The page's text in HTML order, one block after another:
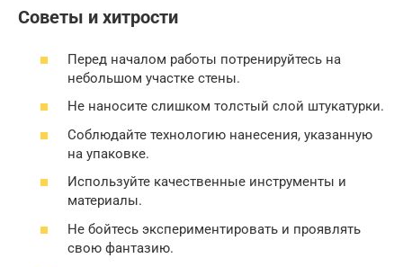
Советы и хитрости
Перед началом работы потренируйтесь на
небольшом участке стены.
Не наносите слишком толстый слой штукатурки.
Соблюдайте технологию нанесения, указанную
на упаковке.
Используйте качественные инструменты и
материалы.
Не бойтесь экспериментировать и проявлять
свою фантазию.